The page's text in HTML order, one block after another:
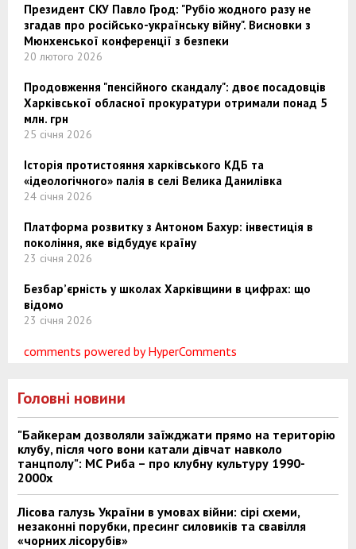
Президент СКУ Павло Грод: "Рубіо жодного разу не
згадав про російсько-українську війну". Висновки з
Мюнхенської конференції з безпеки
20 лютого 2026
Продовження "пенсійного скандалу": двоє посадовців
Харківської обласної прокуратури отримали понад 5
млн. грн
25 січня 2026
Історія протистояння харківського КДБ та
«ідеологічного» палія в селі Велика Данилівка
24 січня 2026
Платформа розвитку з Антоном Бахур: інвестиція в
покоління, яке відбудує країну
23 січня 2026
Безбар’єрність у школах Харківщини в цифрах: що
відомо
23 січня 2026
comments powered by HyperComments
Головні новини
"Байкерам дозволяли заїжджати прямо на територію
клубу, після чого вони катали дівчат навколо
танцполу": МС Риба – про клубну культуру 1990-
2000х
Лісова галузь України в умовах війни: сірі схеми,
незаконні порубки, пресинг силовиків та свавілля
«чорних лісорубів»